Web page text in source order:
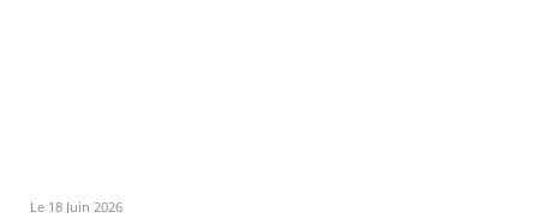
Le 18 Juin 2026